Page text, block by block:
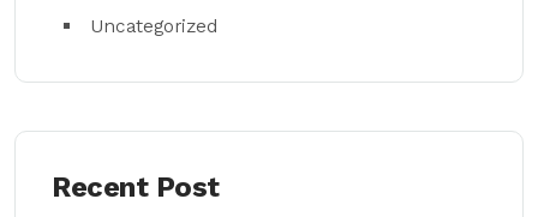
Uncategorized
Recent Post